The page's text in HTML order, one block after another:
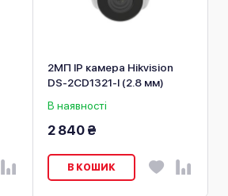
2МП IP камера Hikvision
DS-2CD1321-I (2.8 мм)
В наявності
2 840 ₴
В КОШИК